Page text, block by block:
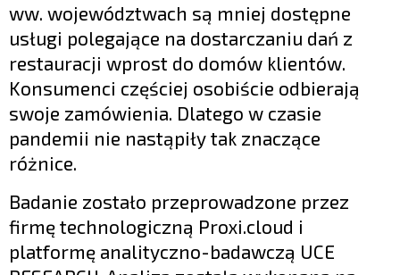
ww. województwach są mniej dostępne
usługi polegające na dostarczaniu dań z
restauracji wprost do domów klientów.
Konsumenci częściej osobiście odbierają
swoje zamówienia. Dlatego w czasie
pandemii nie nastąpiły tak znaczące
różnice.
Badanie zostało przeprowadzone przez
firmę technologiczną Proxi.cloud i
platformę analityczno-badawczą UCE